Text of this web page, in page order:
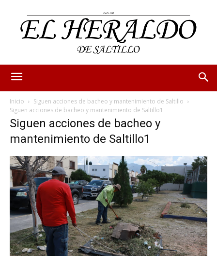
Inicio
Siguen acciones de bacheo y mantenimiento de Saltillo
Siguen acciones de bacheo y mantenimiento de Saltillo1
Siguen acciones de bacheo y
mantenimiento de Saltillo1